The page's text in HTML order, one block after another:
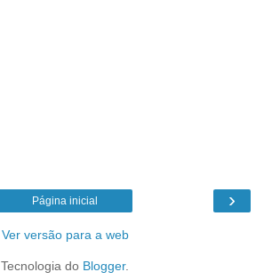
›
Página inicial
Ver versão para a web
Tecnologia do Blogger.